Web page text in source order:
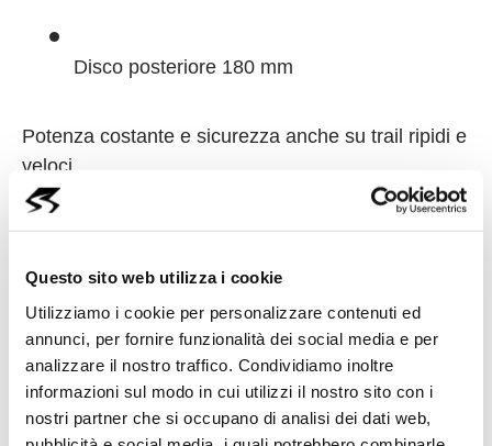
Questo sito web utilizza i cookie
Utilizziamo i cookie per personalizzare contenuti ed
annunci, per fornire funzionalità dei social media e per
analizzare il nostro traffico. Condividiamo inoltre
informazioni sul modo in cui utilizzi il nostro sito con i
nostri partner che si occupano di analisi dei dati web,
Disco posteriore 180 mm
Potenza costante e sicurezza anche su trail ripidi e
veloci.
totale
Cerchi Ambrosio E30 Trail 27,5”